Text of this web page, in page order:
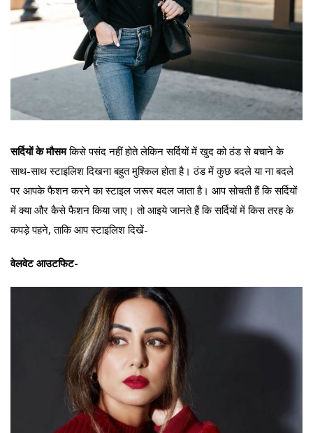
सर्दियों के मौसमकिसे पसंद नहीं होते लेकिन सर्दियों में खुद को ठंड से बचाने के
साथ-साथ स्टाइलिश दिखना बहुत मुश्किल होता है। ठंड में कुछ बदले या ना बदले
पर आपके फैशन करने का स्टाइल जरूर बदल जाता है। आप सोचती हैं कि सर्दियों
में क्या और कैसे फैशन किया जाए। तो आइये जानते हैं कि सर्दियों में किस तरह के
कपड़े पहने, ताकि आप स्टाइलिश दिखें-
वेलवेट आउटफिट-